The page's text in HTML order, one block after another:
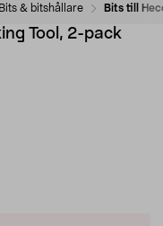
Bits & bitshållare Bits till
Tool, 2-pack